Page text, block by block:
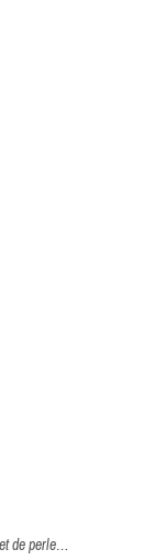
Bracelet de perles d’eau douce dégradés - Or jaune ou blanc 375 millièmes (9 carats)